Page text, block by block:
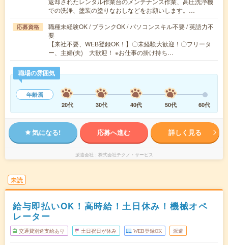
での洗浄、塗装の塗りなおしなどをお願いします。…
応募資格
職種未経験OK / ブランクOK / パソコンスキル不要 / 英語力不
要
【来社不要、WEB登録OK！】〇未経験大歓迎！〇フリータ
ー、主婦(夫) 大歓迎！ ※お仕事の掛け持ち…
職場の雰囲気
年齢層
20代
30代 40代 50代 60代
気になる! 応募へ進む 詳しく見る
派遣会社 株式会社テクノ・サービス
未読
給与即払いOK！高時給！土日休み！機械オペ
レーター
交通費別途支給あり 土日祝日が休み WEB登録OK 派遣